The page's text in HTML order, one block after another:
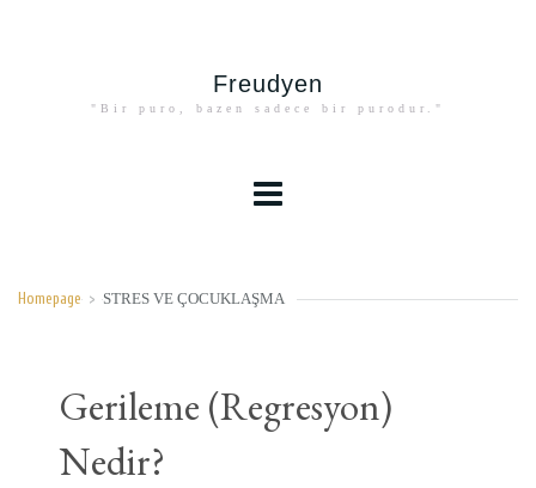
Freudyen
"Bir puro, bazen sadece bir purodur."
Homepage > STRES VE ÇOCUKLAŞMA
Gerileme (Regresyon)
Nedir?